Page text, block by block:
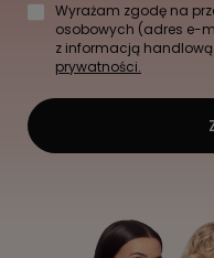
Wyrażam zgodę na
osobowych (adres e-
z informacją
prywatności.